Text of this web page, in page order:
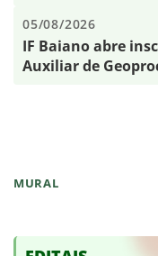
MURAL
05/08/2026
IF Baiano abre
Auxiliar de